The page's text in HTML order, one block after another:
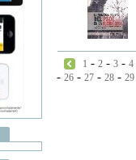
1 -2 -3 -4
- 26 - 27 - 28 - 29